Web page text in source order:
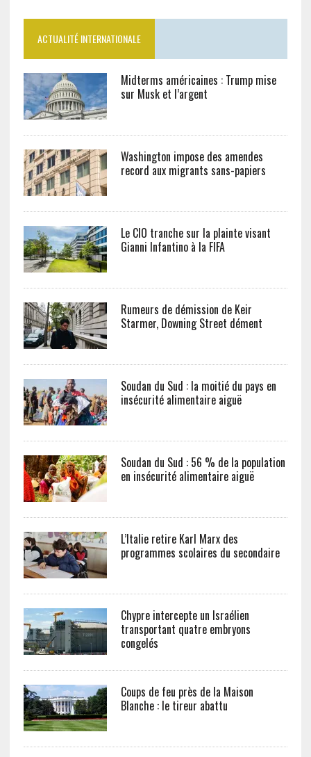
ACTUALITÉ INTERNATIONALE
Midterms américaines : Trump mise
sur Musk et l’argent
Washington impose des amendes
record aux migrants sans-papiers
Le CIO tranche sur la plainte visant
Gianni Infantino à la FIFA
Rumeurs de démission de Keir
Starmer, Downing Street dément
Soudan du Sud : la moitié du pays en
insécurité alimentaire aiguë
Soudan du Sud : 56 % de la population
en insécurité alimentaire aiguë
L’Italie retire Karl Marx des
programmes scolaires du secondaire
Chypre intercepte un Israélien
transportant quatre embryons
congelés
Coups de feu près de la Maison
Blanche : le tireur abattu